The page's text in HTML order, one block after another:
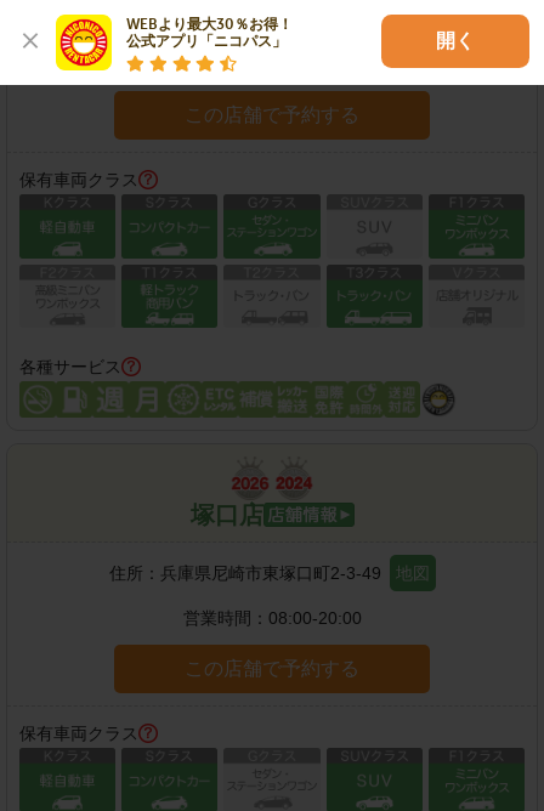
WEBより最大30％お得！
公式アプリ「ニコパス」
開く
住所：兵庫県尼崎市三反田町3-10-22 地図
営業時間：
この店舗で予約する
保有車両クラス
各種サービス
塚口店
住所： 兵庫県尼崎市東塚口町2-3-49 地図
営業時間： 08:00-20:00
この店舗で予約する
保有車両クラス